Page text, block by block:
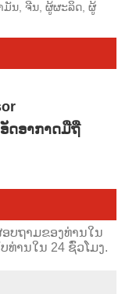
າມັນ, ຈີນ, ຜູ້ຜະລິດ, ຜູ້
ອັດອາກາດມືຖື
ບຖາມຂອງທ່ານໃນ
ານໃນ 24 ຊົ່ວໂມງ.